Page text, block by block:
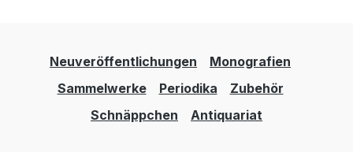
Neuveröffentlichungen
Monografien
Sammelwerke
Periodika
Zubehör
Schnäppchen
Antiquariat